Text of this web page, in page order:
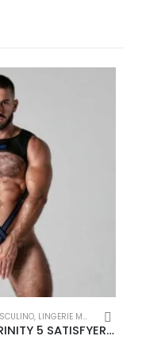
, LINGERIE MASCULINA
VIBRADOR CURVY TRINITY 5 SATISFYER BRANCO
Pagamento